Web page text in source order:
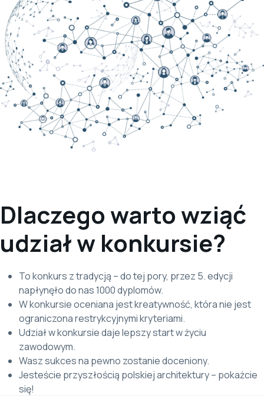
Dlaczego warto wziąć
udział w konkursie?
To konkurs z tradycją – do tej pory, przez 5. edycji
napłynęło do nas 1000 dyplomów.
W konkursie oceniana jest kreatywność, która nie jest
ograniczona restrykcyjnymi kryteriami.
Udział w konkursie daje lepszy start w życiu
zawodowym.
Wasz sukces na pewno zostanie doceniony.
Jesteście przyszłością polskiej architektury – pokażcie
się!